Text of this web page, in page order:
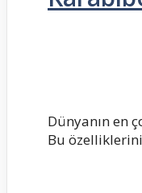
Dünyanın en
Bu